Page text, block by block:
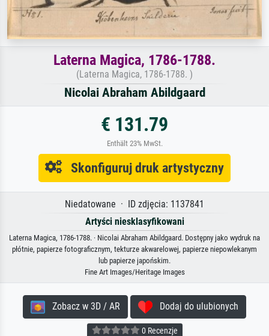
Laterna Magica, 1786-1788.
(Laterna Magica, 1786-1788. )
Nicolai Abraham Abildgaard
€ 131.79
Enthält 23% MwSt.
Skonfiguruj druk artystyczny
Niedatowane · ID zdjęcia: 1137841
Artyści niesklasyfikowani
Laterna Magica, 1786-1788. · Nicolai Abraham Abildgaard. Dostępny jako wydruk na
płótnie, papierze fotograficznym, tekturze akwarelowej, papierze niepowlekanym
lub papierze japońskim.
Fine Art Images/Heritage Images
Zobacz w 3D / AR Dodaj do ulubionych
0 Recenzje